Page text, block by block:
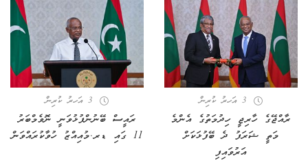
3 އަހރު ކުރިން
ރާއްޖޭގެ ހާރިޖީ ހިދުމަތުގެ އެންމެ
މަތީ ޝަރަފު ދެ ބޭފުޅަކަށް
އަރުވައިފި
3 އަހރު ކުރިން
ރައީސް ބޭނުންފުޅުވަނީ ނޮވެމްބަރު
11 ގައި ޑރ.މުއިއްޒު ހުވާކުރައްވަން